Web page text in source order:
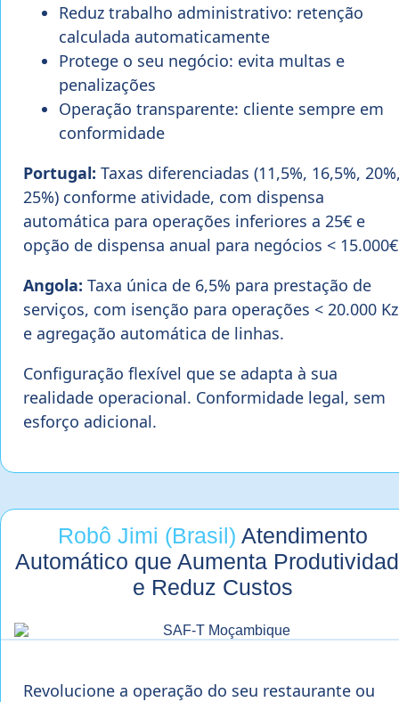
Reduz trabalho administrativo: retenção
calculada automaticamente
Protege o seu negócio: evita multas e
penalizações
Operação transparente: cliente sempre em
conformidade
Portugal: Taxas diferenciadas (11,5%, 16,5%,
25%) conforme atividade, com dispensa
automática para operações inferiores a 25€ e
opção de dispensa anual para negócios <
Angola: Taxa única de 6,5% para prestação de
serviços, com isenção para operações < 20.000 Kz
e agregação automática de linhas.
Configuração flexível que se adapta à sua
realidade operacional. Conformidade legal, sem
esforço adicional.
Robô Jimi (Brasil) Atendimento
Automático que Aumenta
e Reduz Custos
Revolucione a operação do seu restaurante ou